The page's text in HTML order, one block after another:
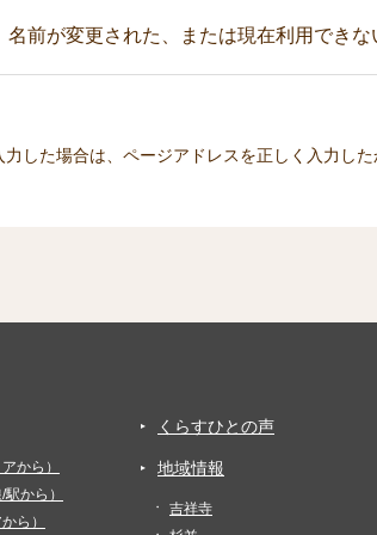
前が変更された、または現在利用できな
した場合は、ページアドレスを正しく入力した
から）
から）
ら）
くらすひとの声
地域情報
吉祥寺